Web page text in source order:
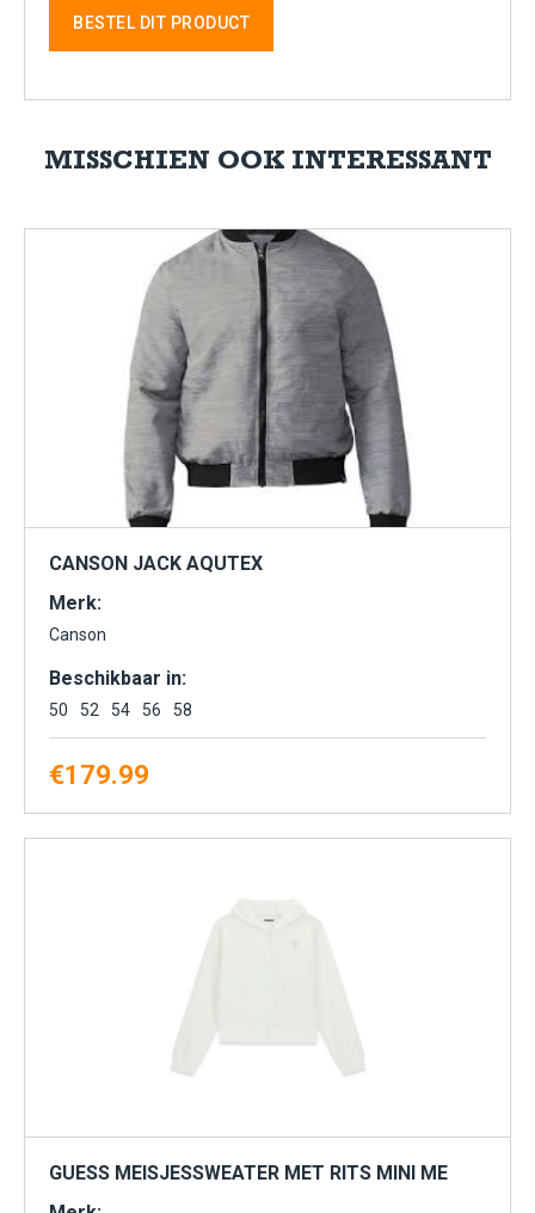
BESTEL DIT PRODUCT
MISSCHIEN OOK INTERESSANT
CANSON JACK AQUTEX
Merk:
Canson
Beschikbaar in:
50 52 54 56 58
€179.99
GUESS MEISJESSWEATER MET RITS MINI ME